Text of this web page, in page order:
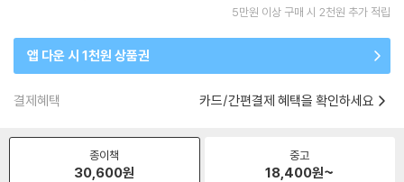
5만원 이상 구매 시 2천원 추가 적립
앱 다운 시 1천원 상품권
결제혜택 카드/간편결제 혜택을 확인하세요
종이책
30,600원
중고
18,400원~